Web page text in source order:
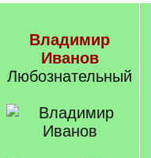
Владимир
Иванов
Любознательный